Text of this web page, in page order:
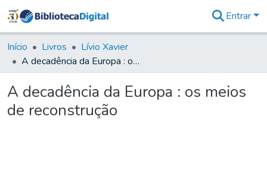
&
Coleções
Tudo na
Digital
Entrar
Início Livros
Lívio Xavier
A decadência da Europa : os meios de reconstrução
A decadência da Europa : os meios
de reconstrução